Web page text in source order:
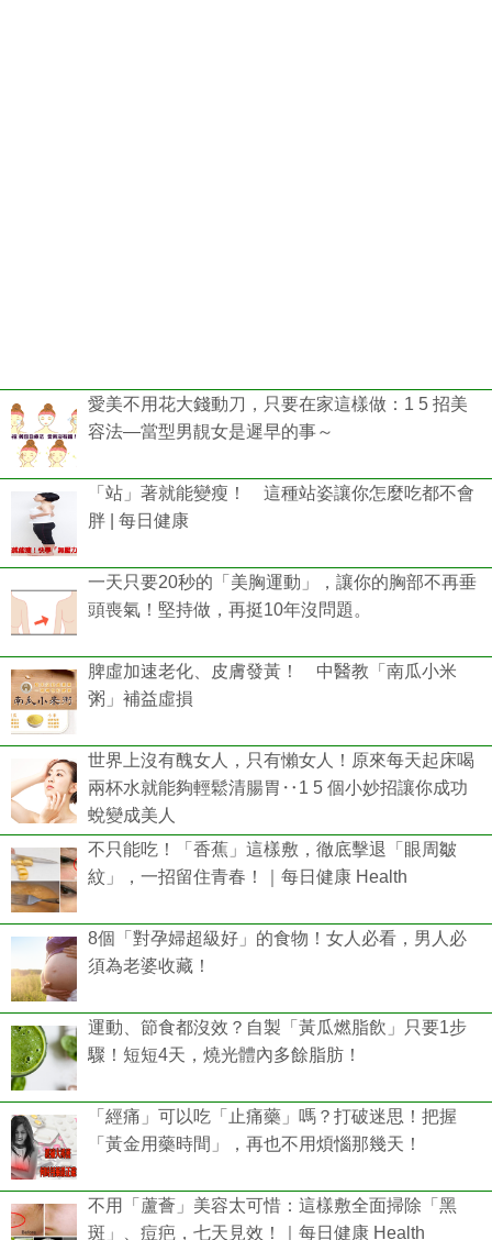
愛美不用花大錢動刀，只要在家這樣做：1 5 招美
容法—當型男靚女是遲早的事～
「站」著就能變瘦！ 這種站姿讓你怎麼吃都不會
胖 | 每日健康
一天只要20秒的「美胸運動」，讓你的胸部不再垂
頭喪氣！堅持做，再挺10年沒問題。
脾虛加速老化、皮膚發黃！ 中醫教「南瓜小米
粥」補益虛損
世界上沒有醜女人，只有懶女人！原來每天起床喝
兩杯水就能夠輕鬆清腸胃‥1 5 個小妙招讓你成功
蛻變成美人
不只能吃！「香蕉」這樣敷，徹底擊退「眼周皺
紋」，一招留住青春！｜每日健康 Health
8個「對孕婦超級好」的食物！女人必看，男人必
須為老婆收藏！
運動、節食都沒效？自製「黃瓜燃脂飲」只要1步
驟！短短4天，燒光體內多餘脂肪！
「經痛」可以吃「止痛藥」嗎？打破迷思！把握
「黃金用藥時間」，再也不用煩惱那幾天！
不用「蘆薈」美容太可惜：這樣敷全面掃除「黑
斑」、痘疤，七天見效！｜每日健康 Health